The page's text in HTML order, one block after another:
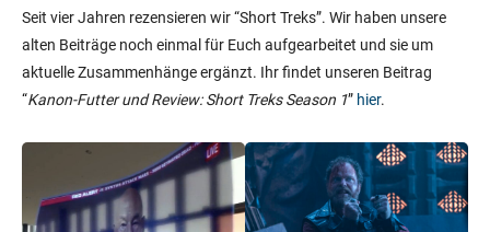
Seit vier Jahren rezensieren wir “Short Treks”. Wir haben unsere
alten Beiträge noch einmal für Euch aufgearbeitet und sie um
aktuelle Zusammenhänge ergänzt. Ihr findet unseren Beitrag
“Kanon-Futter und Review: Short Treks Season 1” hier.